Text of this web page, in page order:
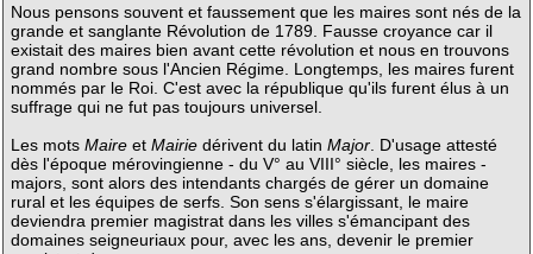
Nous pensons souvent et faussement que les maires sont nés de la
grande et sanglante Révolution de 1789. Fausse croyance car il
existait des maires bien avant cette révolution et nous en trouvons
grand nombre sous l'Ancien Régime. Longtemps, les maires furent
nommés par le Roi. C'est avec la république qu'ils furent élus à un
suffrage qui ne fut pas toujours universel.
Les mots Maireet Mairiedérivent du latin Major. D'usage attesté
dès l'époque mérovingienne - du V° au VIII° siècle, les maires -
majors, sont alors des intendants chargés de gérer un domaine
rural et les équipes de serfs. Son sens s'élargissant, le maire
deviendra premier magistrat dans les villes s'émancipant des
domaines seigneuriaux pour, avec les ans, devenir le premier